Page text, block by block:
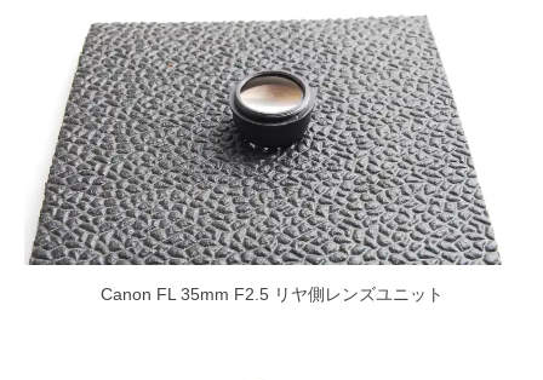
Canon FL 35mm F2.5 リヤ側レンズユニット